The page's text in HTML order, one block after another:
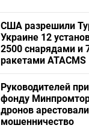
США разрешили
Украине 12
2500 снарядами и
ракетами ATACMS
Руководителей
фонду
дронов
мошенничество